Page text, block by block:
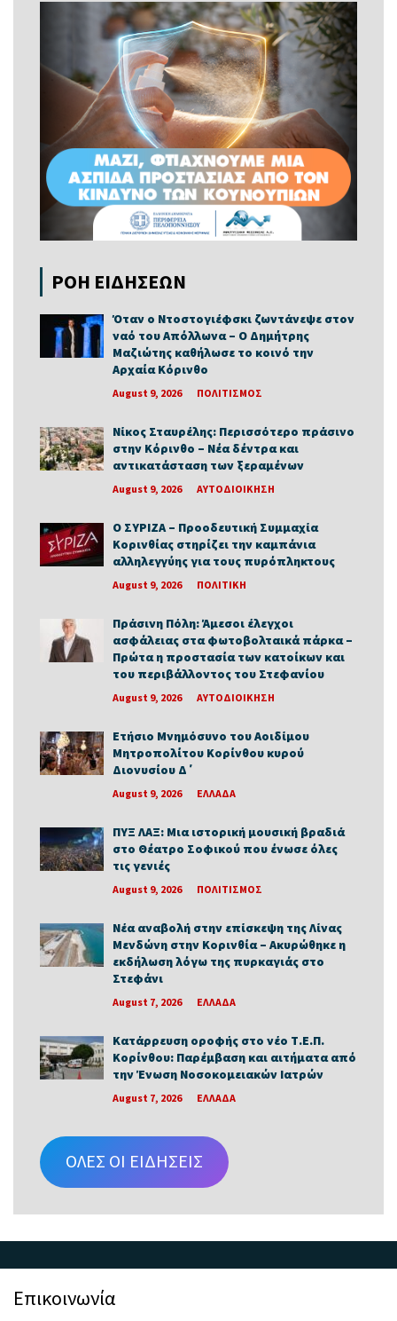
ΡΟΗ ΕΙΔΗΣΕΩΝ
Όταν ο Ντοστογιέφσκι ζωντάνεψε στον
ναό του Απόλλωνα – Ο Δημήτρης
Μαζιώτης καθήλωσε το κοινό την
Αρχαία Κόρινθο
August 9, 2026 ΠΟΛΙΤΙΣΜΟΣ
Νίκος Σταυρέλης: Περισσότερο πράσινο
στην Κόρινθο – Νέα δέντρα και
αντικατάσταση των ξεραμένων
August 9, 2026 ΑΥΤΟΔΙΟΙΚΗΣΗ
Ο ΣΥΡΙΖΑ – Προοδευτική Συμμαχία
Κορινθίας στηρίζει την καμπάνια
αλληλεγγύης για τους πυρόπληκτους
August 9, 2026 ΠΟΛΙΤΙΚΗ
Πράσινη Πόλη: Άμεσοι έλεγχοι
ασφάλειας στα φωτοβολταικά πάρκα –
Πρώτα η προστασία των κατοίκων και
του περιβάλλοντος του Στεφανίου
August 9, 2026 ΑΥΤΟΔΙΟΙΚΗΣΗ
Ετήσιο Μνημόσυνο του Αοιδίμου
Μητροπολίτου Κορίνθου κυρού
Διονυσίου Δ΄
August 9, 2026 ΕΛΛΑΔΑ
ΠΥΞ ΛΑΞ: Μια ιστορική μουσική βραδιά
στο Θέατρο Σοφικού που ένωσε όλες
τις γενιές
August 9, 2026 ΠΟΛΙΤΙΣΜΟΣ
Νέα αναβολή στην επίσκεψη της Λίνας
Μενδώνη στην Κορινθία – Ακυρώθηκε η
εκδήλωση λόγω της πυρκαγιάς στο
Στεφάνι
August 7, 2026 ΕΛΛΑΔΑ
Κατάρρευση οροφής στο νέο Τ.Ε.Π.
Κορίνθου: Παρέμβαση και αιτήματα από
την Ένωση Νοσοκομειακών Ιατρών
August 7, 2026 ΕΛΛΑΔΑ
ΟΛΕΣ ΟΙ ΕΙΔΗΣΕΙΣ
Επικοινωνία